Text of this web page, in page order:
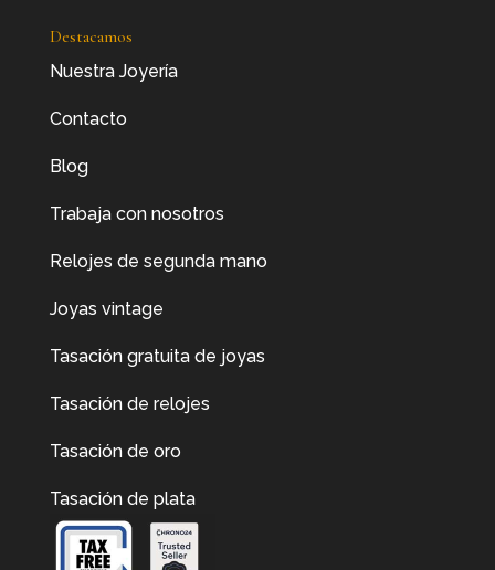
Destacamos
Nuestra Joyería
Contacto
Blog
Trabaja con nosotros
Relojes de segunda mano
Joyas vintage
Tasación gratuita de joyas
Tasación de relojes
Tasación de oro
Tasación de plata